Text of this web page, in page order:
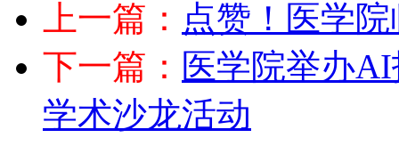
上一篇： 点赞！医学
下一篇： 医学院举办
学术沙龙活动